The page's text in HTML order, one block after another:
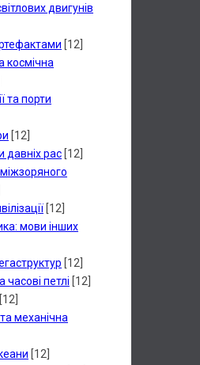
двигунів
[12]
космічна
та порти
[12]
давніх рас [12]
[12]
мови інших
[12]
часові петлі [12]
[12]
механічна
[12]